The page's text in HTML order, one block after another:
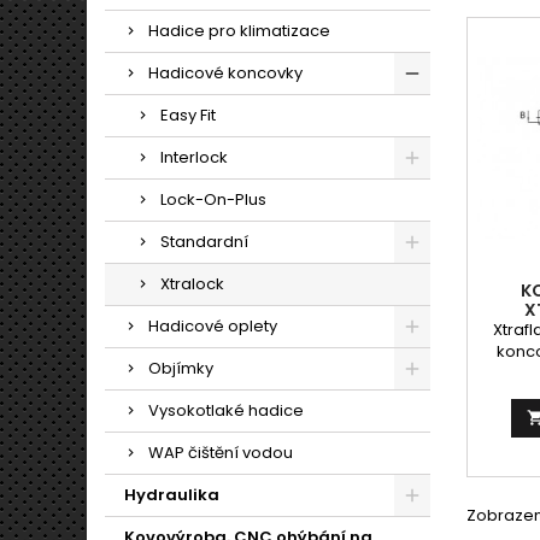
Hadice pro klimatizace
Hadicové koncovky
Easy Fit
Interlock
Lock-On-Plus
Standardní
Xtralock
Hadicové oplety
Objímky
Vysokotlaké hadice
WAP čištění vodou
Hydraulika